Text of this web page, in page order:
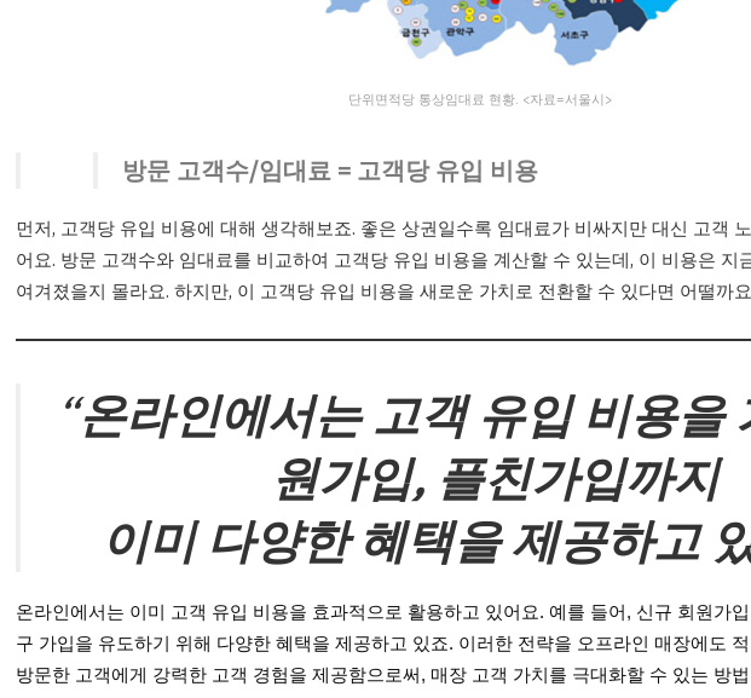
단위면적당 통상임대료 현황. <자료=서울시>
방문 고객수/임대료 = 고객당 유입 비용
먼저, 고객당 유입 비용에 대해 생각해보죠. 좋은 상권일수록 임대료가 비싸지만 대신 고객
어요. 방문 고객수와 임대료를 비교하여 고객당 유입 비용을 계산할 수 있는데, 이 비용은 지
여겨졌을지 몰라요. 하지만, 이 고객당 유입 비용을 새로운 가치로 전환할 수 있다면 어떨까
“온라인에서는 고객 유입 비용을
원가입, 플친가입까지
이미 다양한 혜택을 제공하고
온라인에서는 이미 고객 유입 비용을 효과적으로 활용하고 있어요. 예를 들어, 신규 회원가
구 가입을 유도하기 위해 다양한 혜택을 제공하고 있죠. 이러한 전략을 오프라인 매장에도
방문한 고객에게 강력한 고객 경험을 제공함으로써, 매장 고객 가치를 극대화할 수 있는 방